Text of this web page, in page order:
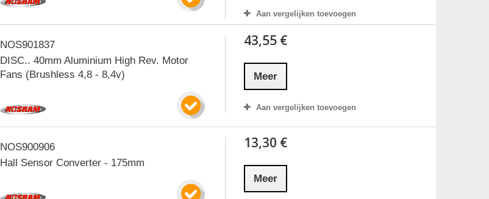
Aan vergelijken toevoegen
NOS901837
DISC.. 40mm Aluminium High Rev. Motor
Fans (Brushless 4,8 - 8,4v)
43,55 €
Meer
Aan vergelijken toevoegen
NOS900906
Hall Sensor Converter - 175mm
13,30 €
Meer